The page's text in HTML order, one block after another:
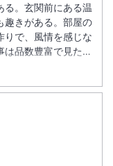
る。玄関前にある温
趣きがある。部屋の
りで、風情を感じな
品数豊富で見た目
ービスもうれし
多いが、こちらの
なく行き届いた対
静かに快適に過ご
の宿。